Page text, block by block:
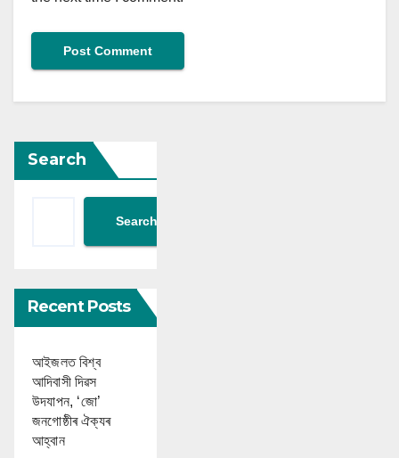
Search
Search
Recent Posts
আইজলত বিশ্ব
আদিবাসী দিৱস
উদযাপন, ‘জো’
জনগোষ্ঠীৰ ঐক্যৰ
আহ্বান